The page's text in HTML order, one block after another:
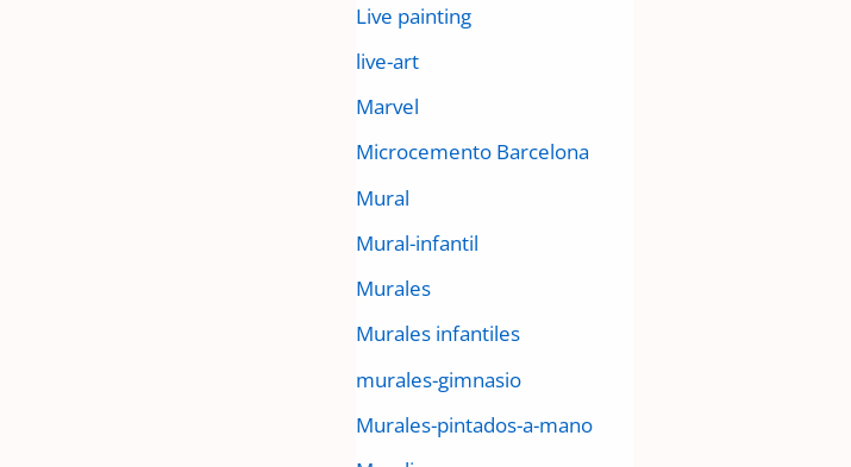
Live painting
live-art
Marvel
Microcemento Barcelona
Mural
Mural-infantil
Murales
Murales infantiles
murales-gimnasio
Murales-pintados-a-mano